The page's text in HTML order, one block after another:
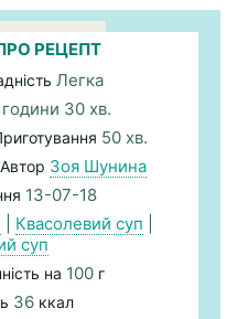
РЕЦЕПТ
Легка
30 хв.
50 хв.
Автор Зоя Шунина
13-07-18
Квасолевий суп
суп
на 100 г
36ккал